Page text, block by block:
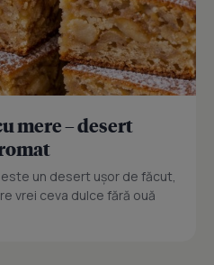
mere – desert
un desert ușor de făcut,
vrei ceva dulce fără ouă